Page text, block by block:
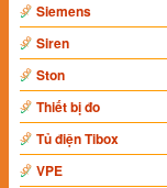
Siemens
Siren
Ston
Thiết bị đo
Tủ điện Tibox
VPE